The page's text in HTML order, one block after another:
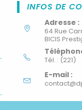
INFOS DE
Adresse :
64 Rue
BICIS
Tél. : (221)
E-mail :